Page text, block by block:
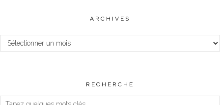
ARCHIVES
Archives
RECHERCHE